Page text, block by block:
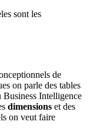
sont les
de
on parle des tables
Business Intelligence
dimensions et des
on veut faire